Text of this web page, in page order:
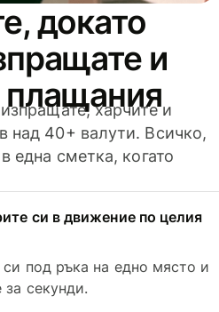
докато
и
плащания
харчите и
над 40+ валути. Всичко,
една сметка, когато
си в движение по целия
под ръка на едно място и
за секунди.